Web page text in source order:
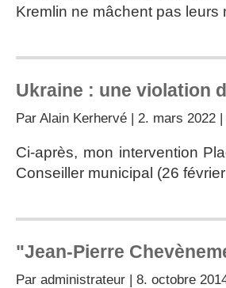
Kremlin ne mâchent pas
Ukraine : une violation
Par Alain Kerhervé | 2. mars 2022
Ci-après, mon intervention
Conseiller municipal (26
"Jean-Pierre
Par administrateur | 8. octobre